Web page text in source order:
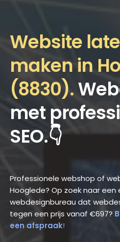
Website
maken in
(8830).
met
SEO.👇
Professionele webshop of
Hooglede? Op zoek naar een
webdesignbureau dat
tegen een prijs vanaf €697?
een afspraak!